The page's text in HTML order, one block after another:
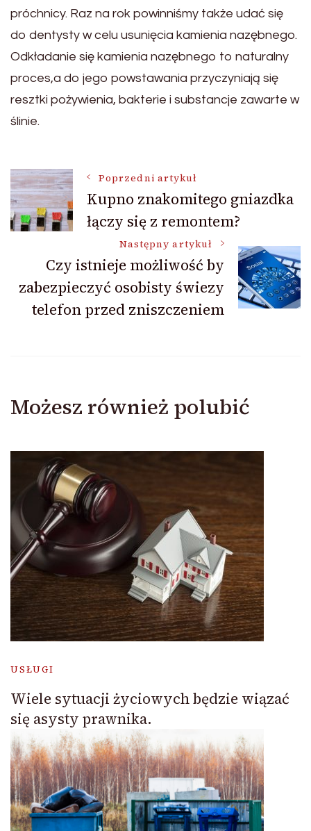
próchnicy. Raz na rok powinniśmy także udać się
do dentysty w celu usunięcia kamienia nazębnego.
Odkładanie się kamienia nazębnego to naturalny
proces,a do jego powstawania przyczyniają się
resztki pożywienia, bakterie i substancje zawarte w
ślinie.
Nawigacja
wpisu
Poprzedni artykuł
Kupno znakomitego gniazdka
łączy się z remontem?
Następny artykuł
Czy istnieje możliwość by
zabezpieczyć osobisty świezy
telefon przed zniszczeniem
Możesz również polubić
USŁUGI
Wiele sytuacji życiowych będzie wiązać
się asysty prawnika.